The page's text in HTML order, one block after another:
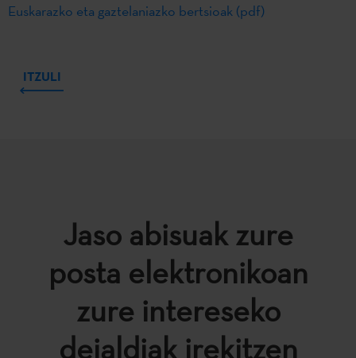
Euskarazko eta gaztelaniazko bertsioak (pdf)
ITZULI
Jaso abisuak zure
posta elektronikoan
zure intereseko
deialdiak irekitzen